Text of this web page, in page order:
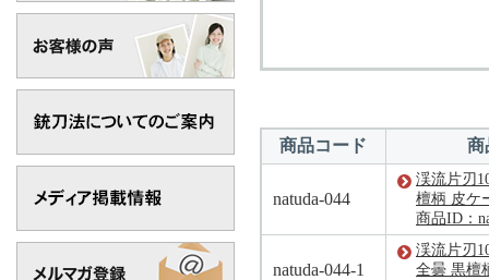
商品コード 商
natuda-044
渓流片刃
檀柄 皮ケ
商品ID：
natuda-044-1
渓流片刃
全曇 黒檀